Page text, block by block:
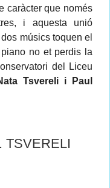
caràcter que només
i aquesta unió
músics toquen el
no et perdis la
del Liceu
Tsvereli i Paul
TSVERELI